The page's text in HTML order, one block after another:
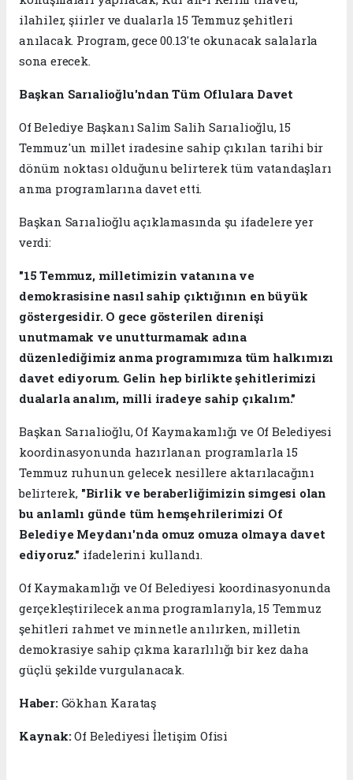
ilahiler, şiirler ve dualarla 15 Temmuz şehitleri
anılacak. Program, gece 00.13'te okunacak salalarla
sona erecek.
Başkan Sarıalioğlu'ndan Tüm Oflulara Davet
Of Belediye Başkanı Salim Salih Sarıalioğlu, 15
Temmuz'un millet iradesine sahip çıkılan tarihi bir
dönüm noktası olduğunu belirterek tüm vatandaşları
anma programlarına davet etti.
Başkan Sarıalioğlu açıklamasında şu ifadelere yer
verdi:
"15 Temmuz, milletimizin vatanına ve
demokrasisine nasıl sahip çıktığının en büyük
göstergesidir. O gece gösterilen direnişi
unutmamak ve unutturmamak adına
düzenlediğimiz anma programımıza tüm halkımızı
davet ediyorum. Gelin hep birlikte şehitlerimizi
dualarla analım, milli iradeye sahip çıkalım."
Başkan Sarıalioğlu, Of Kaymakamlığı ve Of Belediyesi
koordinasyonunda hazırlanan programlarla 15
Temmuz ruhunun gelecek nesillere aktarılacağını
belirterek, "Birlik ve beraberliğimizin simgesi olan
bu anlamlı günde tüm hemşehrilerimizi Of
Belediye Meydanı'nda omuz omuza olmaya davet
ediyoruz." ifadelerini kullandı.
Of Kaymakamlığı ve Of Belediyesi koordinasyonunda
gerçekleştirilecek anma programlarıyla, 15 Temmuz
şehitleri rahmet ve minnetle anılırken, milletin
demokrasiye sahip çıkma kararlılığı bir kez daha
güçlü şekilde vurgulanacak.
Haber: Gökhan Karataş
Kaynak:Of Belediyesi İletişim Ofisi